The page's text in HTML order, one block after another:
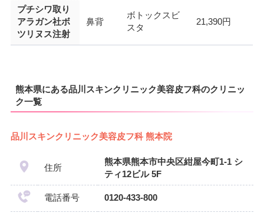
プチシワ取り
アラガン社ボ
ツリヌス注射
鼻背
ボトックスビ
スタ
21,390円
熊本県にある品川スキンクリニック美容皮フ科のクリニッ
ク一覧
品川スキンクリニック美容皮フ科 熊本院
住所
熊本県熊本市中央区紺屋今町1-1 シ
ティ12ビル 5F
電話番号 0120-433-800